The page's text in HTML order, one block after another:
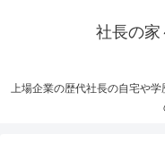
社長の家
上場企業の歴代社長の自宅や